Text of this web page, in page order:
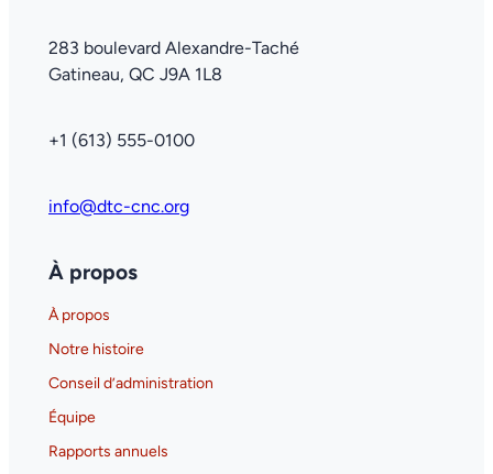
283 boulevard Alexandre-Taché
Gatineau, QC J9A 1L8
+1 (613) 555-0100
info@dtc-cnc.org
À propos
À propos
Notre histoire
Conseil d’administration
Équipe
Rapports annuels